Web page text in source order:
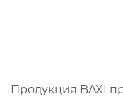
Продукция BAXI